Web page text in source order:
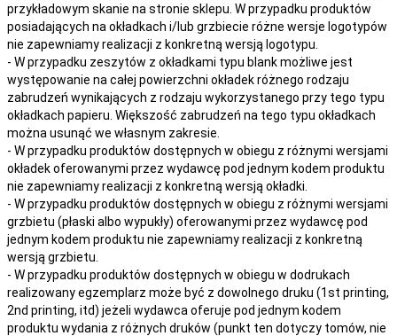
przykładowym skanie na stronie sklepu. W przypadku produktów
posiadających na okładkach i/lub grzbiecie różne wersje logotypów
nie zapewniamy realizacji z konkretną wersją logotypu.
- W przypadku zeszytów z okładkami typu blank możliwe jest
występowanie na całej powierzchni okładek różnego rodzaju
zabrudzeń wynikających z rodzaju wykorzystanego przy tego typu
okładkach papieru. Większość zabrudzeń na tego typu okładkach
można usunąć we własnym zakresie.
- W przypadku produktów dostępnych w obiegu z różnymi wersjami
okładek oferowanymi przez wydawcę pod jednym kodem produktu
nie zapewniamy realizacji z konkretną wersją okładki.
- W przypadku produktów dostępnych w obiegu z różnymi wersjami
grzbietu (płaski albo wypukły) oferowanymi przez wydawcę pod
jednym kodem produktu nie zapewniamy realizacji z konkretną
wersją grzbietu.
- W przypadku produktów dostępnych w obiegu w dodrukach
realizowany egzemplarz może być z dowolnego druku (1st printing,
2nd printing, itd) jeżeli wydawca oferuje pod jednym kodem
produktu wydania z różnych druków (punkt ten dotyczy tomów, nie